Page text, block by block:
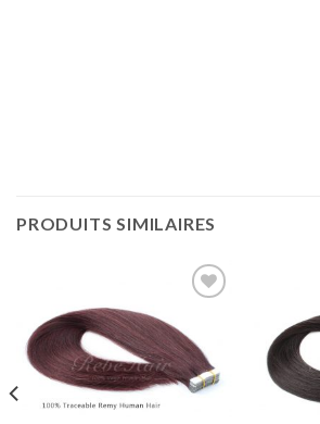
PRODUITS SIMILAIRES
à la liste
de
souhaits